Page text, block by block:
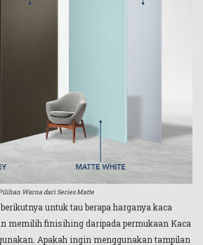
Warna dari Series Matte
untuk tau berapa harganya kaca
memilih finisihing daripada permukaan Kaca
Apakah ingin menggunakan tampilan